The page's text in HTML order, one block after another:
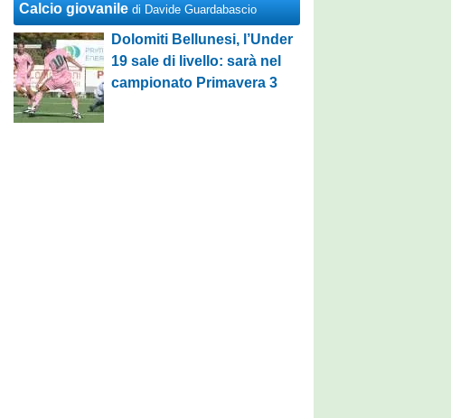
Calcio giovanile di Davide Guardabascio
Dolomiti Bellunesi, l’Under
19 sale di livello: sarà nel
campionato Primavera 3